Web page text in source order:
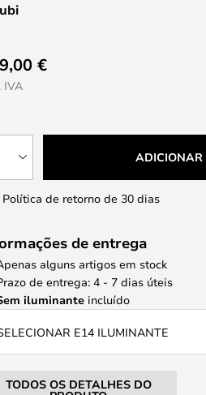
€
IVA
Política de retorno de 30 dias
de entrega
alguns artigos em stock
de entrega: 4 - 7 dias úteis
iluminante incluído
E14 ILUMINANTE
TODOS OS DETALHES DO